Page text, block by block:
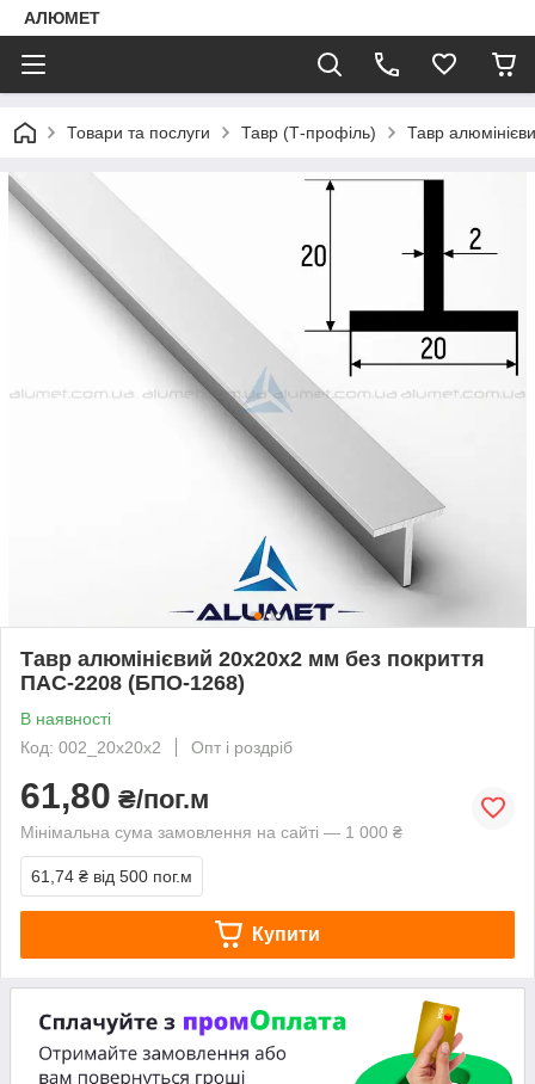
АЛЮМЕТ
Товари та послуги Тавр (Т-профіль) Тавр
Тавр алюмінієвий 20х20х2 мм без покриття
ПАС-2208 (БПО-1268)
В наявності
Код: 002_20х20х2
Опт і роздріб
61,80 ₴/пог.м
Мінімальна сума замовлення на сайті — 1 000 ₴
61,74 ₴ від 500 пог.м
Купити